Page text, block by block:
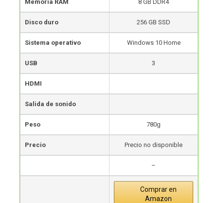
Memoria RAM 8 GB DDR4
Disco duro 256 GB SSD
Sistema operativo Windows 10 Home
USB 3
HDMI
Salida de sonido
Peso 780g
Precio Precio no disponible
–
Comprar en
Amazon